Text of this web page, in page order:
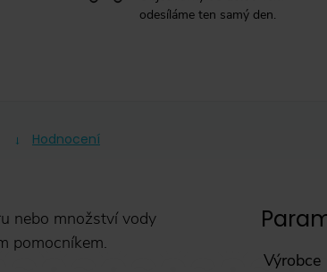
odesíláme ten samý den.
Hodnocení
nebo množství vody
pomocníkem.
Výrobce